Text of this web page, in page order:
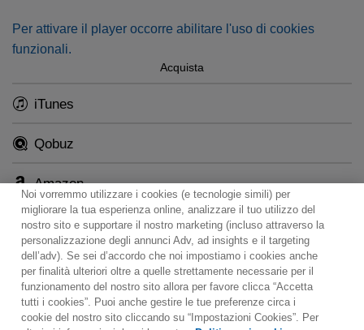
Per attivare il player occorre abilitare l'uso di cookies
funzionali.
Acquista
iTunes
Qobuz
Amazon
Contact Notiziario
Politica sui cookie
Impostazioni dei cookie
Noi vorremmo utilizzare i cookies (e tecnologie simili) per
migliorare la tua esperienza online, analizzare il tuo utilizzo del
nostro sito e supportare il nostro marketing (incluso attraverso la
personalizzazione degli annunci Adv, ad insights e il targeting
dell’adv). Se sei d’accordo che noi impostiamo i cookies anche
per finalità ulteriori oltre a quelle strettamente necessarie per il
funzionamento del nostro sito allora per favore clicca “Accetta
tutti i cookies”. Puoi anche gestire le tue preferenze circa i
cookie del nostro sito cliccando su “Impostazioni Cookies”. Per